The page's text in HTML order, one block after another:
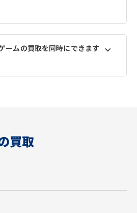
ームの買取を同時にできます